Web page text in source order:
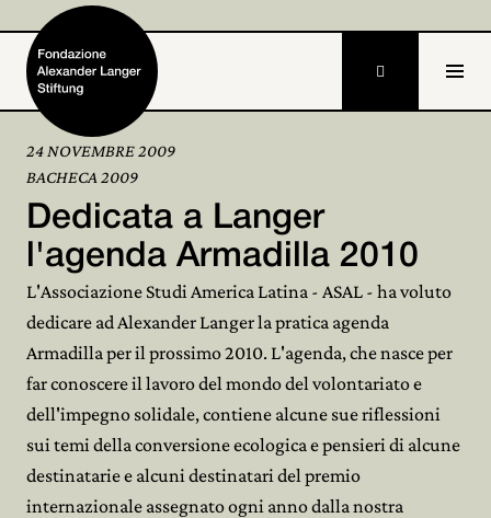
Home
Fondazione
Attività e progetti 
Archivio
Partecipa 

24 NOVEMBRE 2009
BACHECA 2009
Dedicata a Langer
l'agenda Armadilla 2010
L'Associazione Studi America Latina - ASAL - ha voluto
dedicare ad Alexander Langer la pratica agenda
Armadilla per il prossimo 2010. L'agenda, che nasce per
far conoscere il lavoro del mondo del volontariato e
dell'impegno solidale, contiene alcune sue riflessioni
sui temi della conversione ecologica e pensieri di alcune
destinatarie e alcuni destinatari del premio
internazionale assegnato ogni anno dalla nostra